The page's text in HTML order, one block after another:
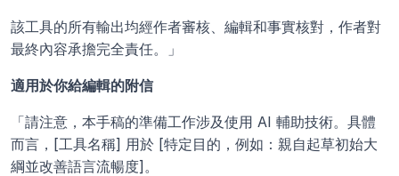
該工具的所有輸出均經作者審核、編輯和事實核對，作者對
最終內容承擔完全責任。」
適用於你給編輯的附信
「請注意，本手稿的準備工作涉及使用 AI 輔助技術。具體
而言，[工具名稱] 用於 [特定目的，例如：親自起草初始大
綱並改善語言流暢度]。